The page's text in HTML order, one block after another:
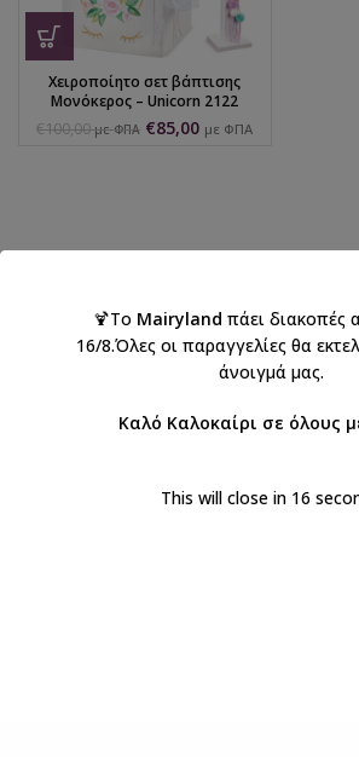
Χειροποίητο σετ βάπτισης
Μονόκερος – Unicorn 2122
€100,00 με ΦΠΑ €85,00 με ΦΠΑ
🍹Το Mairyland πάει διακοπές
16/8.Όλες οι παραγγελίες θα
άνοιγμά μας.
Καλό Καλοκαίρι σε όλους
This will close in 16